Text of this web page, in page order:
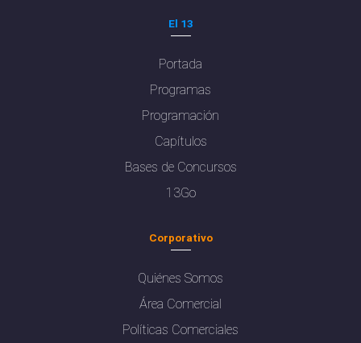
El 13
Portada
Programas
Programación
Capítulos
Bases de Concursos
13Go
Corporativo
Quiénes Somos
Área Comercial
Políticas Comerciales